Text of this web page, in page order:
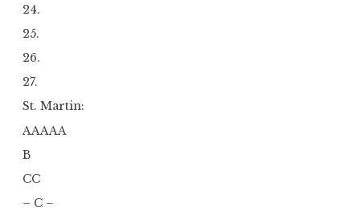
24.
25.
26.
27.
St. Martin:
AAAAA
B
CC
– C –